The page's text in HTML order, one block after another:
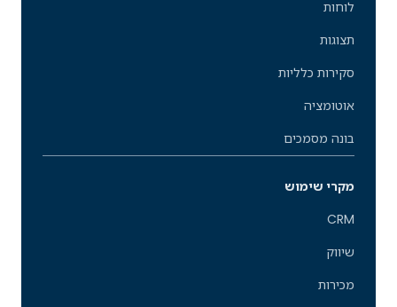
לוחות
תצוגות
סקירות כלליות
אוטומציה
בונה מסמכים
מקרי שימוש
CRM
שיווק
מכירות